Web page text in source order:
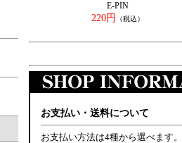
E-PIN
220円
（税込）
お支払い・送料について
お支払い方法は4種から選べます。